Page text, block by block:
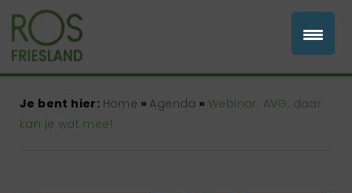
Je bent hier: Home » Agenda »Webinar: AVG, daar
kan je wat mee!